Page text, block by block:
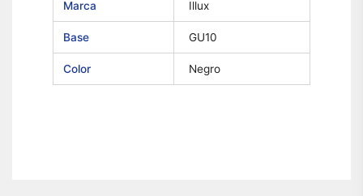
Marca Illux
Base GU10
Color Negro